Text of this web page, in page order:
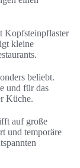
Kopfsteinpflaster
kleine
beliebt.
und für das
Küche.
auf große
und temporäre